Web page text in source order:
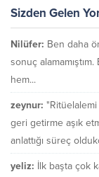
Sizden Gelen
Nilüfer: Ben daha
sonuç alamamıştım.
hem...
zeynur:
geri getirme aşık
anlattığı süreç
yeliz: İlk başta çok